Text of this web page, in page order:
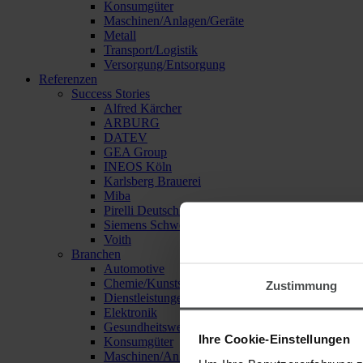
Zustimmung
Ihre Cookie-Einstellungen
Konsumgüter
Maschinen/Anlagen/Geräte
Metall
Transport/Logistik
Versorgung/Entsorgung
Referenzen
Success Stories
Alfred Kärcher
ARBURG
DATEV
GEA Group
INEOS Köln
Karlsberg Brauerei
Miba
Pirelli Deutschland
Siemens Schweiz
Voith
Branchen
Automotive
Chemie/Kunststoffe
Dienstleistungen
Elektronik
Gesundheitswesen
Konsumgüter
Maschinen/Anlagen/Geräte